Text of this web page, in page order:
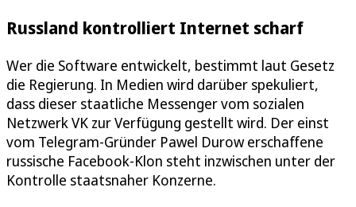
Russland kontrolliert Internet scharf
Wer die Software entwickelt, bestimmt laut Gesetz
die Regierung. In Medien wird darüber spekuliert,
dass dieser staatliche Messenger vom sozialen
Netzwerk VK zur Verfügung gestellt wird. Der einst
vom Telegram-Gründer Pawel Durow erschaffene
russische Facebook-Klon steht inzwischen unter der
Kontrolle staatsnaher Konzerne.